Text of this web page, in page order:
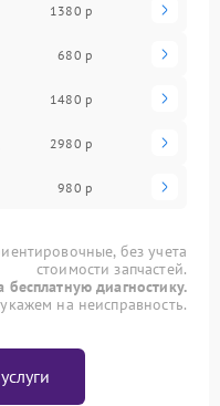
1380 р
680 р
1480 р
2980 р
980 р
без учета
стоимости запчастей.
бесплатную диагностику.
на неисправность.